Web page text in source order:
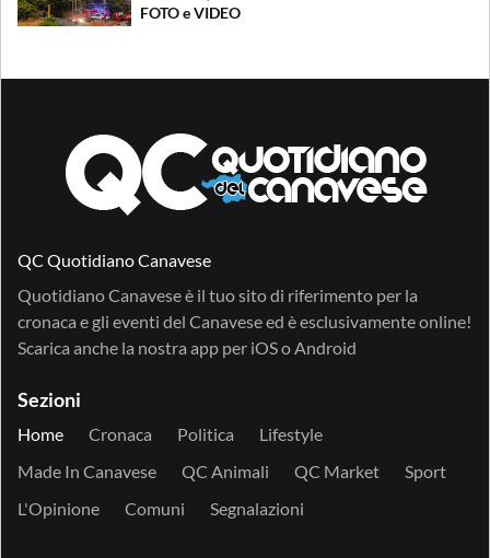
FOTO e VIDEO
QC Quotidiano Canavese
Quotidiano Canavese è il tuo sito di riferimento per la
cronaca e gli eventi del Canavese ed è esclusivamente online!
Scarica anche la nostra app per iOSoAndroid
Sezioni
Home Cronaca Politica
Lifestyle
Made In Canavese
QC Animali QC Market
Sport
L'Opinione
Comuni Segnalazioni